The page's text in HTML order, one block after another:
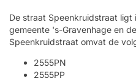
De straat Speenkruidstraat
gemeente 's-Gravenhage en
Speenkruidstraat omvat de
2555PN
2555PP